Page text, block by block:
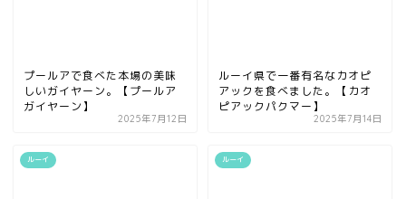
プールアで食べた本場の美味
しいガイヤーン。【プールア
ガイヤーン】
2025年7月12日
ルーイ県で一番有名なカオピ
アックを食べました。【カオ
ピアックパクマー】
2025年7月14日
ルーイ ルーイ